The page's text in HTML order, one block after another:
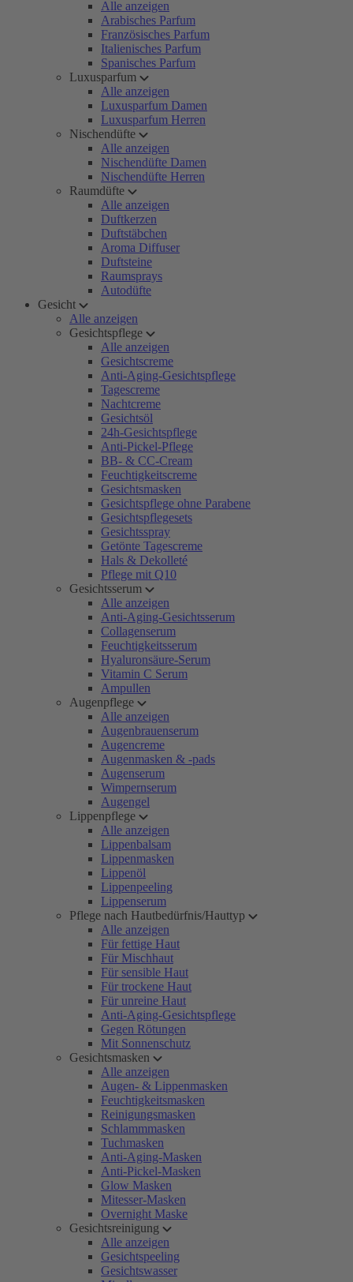
Alle anzeigen
Arabisches Parfum
Französisches Parfum
Italienisches Parfum
Spanisches Parfum
Luxusparfum
Alle anzeigen
Luxusparfum Damen
Luxusparfum Herren
Nischendüfte
Alle anzeigen
Nischendüfte Damen
Nischendüfte Herren
Raumdüfte
Alle anzeigen
Duftkerzen
Duftstäbchen
Aroma Diffuser
Duftsteine
Raumsprays
Autodüfte
Gesicht
Alle anzeigen
Gesichtspflege
Alle anzeigen
Gesichtscreme
Anti-Aging-Gesichtspflege
Tagescreme
Nachtcreme
Gesichtsöl
24h-Gesichtspflege
Anti-Pickel-Pflege
BB- & CC-Cream
Feuchtigkeitscreme
Gesichtsmasken
Gesichtspflege ohne Parabene
Gesichtspflegesets
Gesichtsspray
Getönte Tagescreme
Hals & Dekolleté
Pflege mit Q10
Gesichtsserum
Alle anzeigen
Anti-Aging-Gesichtsserum
Collagenserum
Feuchtigkeitsserum
Hyaluronsäure-Serum
Vitamin C Serum
Ampullen
Augenpflege
Alle anzeigen
Augenbrauenserum
Augencreme
Augenmasken & -pads
Augenserum
Wimpernserum
Augengel
Lippenpflege
Alle anzeigen
Lippenbalsam
Lippenmasken
Lippenöl
Lippenpeeling
Lippenserum
Pflege nach Hautbedürfnis/Hauttyp
Alle anzeigen
Für fettige Haut
Für Mischhaut
Für sensible Haut
Für trockene Haut
Für unreine Haut
Anti-Aging-Gesichtspflege
Gegen Rötungen
Mit Sonnenschutz
Gesichtsmasken
Alle anzeigen
Augen- & Lippenmasken
Feuchtigkeitsmasken
Reinigungsmasken
Schlammmasken
Tuchmasken
Anti-Aging-Masken
Anti-Pickel-Masken
Glow Masken
Mitesser-Masken
Overnight Maske
Gesichtsreinigung
Alle anzeigen
Gesichtspeeling
Gesichtswasser